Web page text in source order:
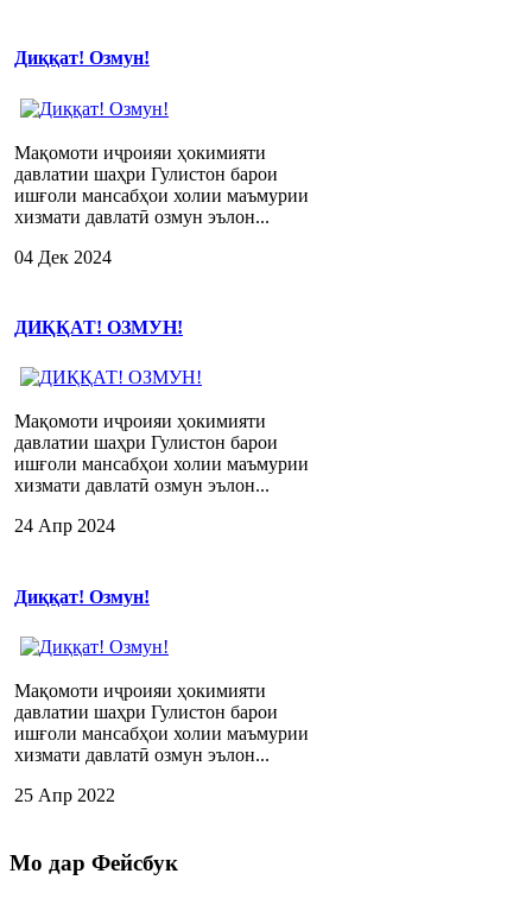
Диққат! Озмун!
Мақомоти иҷроияи ҳокимияти
давлатии шаҳри Гулистон барои
ишғоли мансабҳои холии маъмурии
хизмати давлатӣ озмун эълон...
04 Дек 2024
ДИҚҚАТ! ОЗМУН!
Мақомоти иҷроияи ҳокимияти
давлатии шаҳри Гулистон барои
ишғоли мансабҳои холии маъмурии
хизмати давлатӣ озмун эълон...
24 Апр 2024
Диққат! Озмун!
Мақомоти иҷроияи ҳокимияти
давлатии шаҳри Гулистон барои
ишғоли мансабҳои холии маъмурии
хизмати давлатӣ озмун эълон...
25 Апр 2022
Мо дар Фейсбук